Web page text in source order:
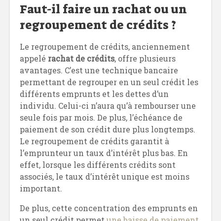
Faut-il faire un rachat ou un
regroupement de crédits ?
Le regroupement de crédits, anciennement
appelé rachat de crédits, offre plusieurs
avantages. C’est une technique bancaire
permettant de regrouper en un seul crédit les
différents emprunts et les dettes d’un
individu. Celui-ci n’aura qu’à rembourser une
seule fois par mois. De plus, l’échéance de
paiement de son crédit dure plus longtemps.
Le regroupement de crédits garantit à
l’emprunteur un taux d’intérêt plus bas. En
effet, lorsque les différents crédits sont
associés, le taux d’intérêt unique est moins
important.
De plus, cette concentration des emprunts en